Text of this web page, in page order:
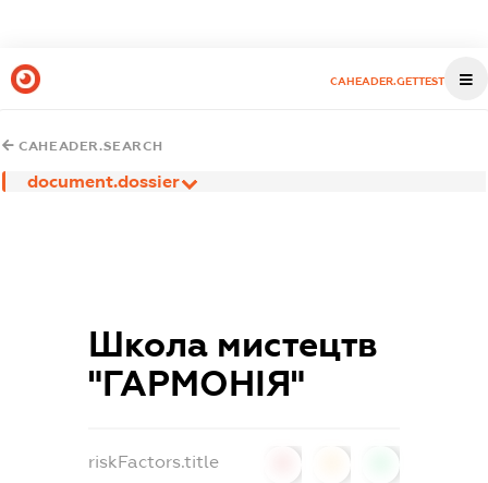
CAHEADER.GETTEST
CAHEADER.SEARCH
document.dossier
Школа мистецтв
"ГАРМОНІЯ"
riskFactors.title